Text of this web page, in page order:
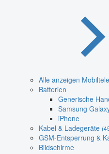
Alle anzeigen
Batterien
Generische
Samsung
iPhone
Kabel & Ladegeräte
GSM-Entsperrung &
Bildschirme